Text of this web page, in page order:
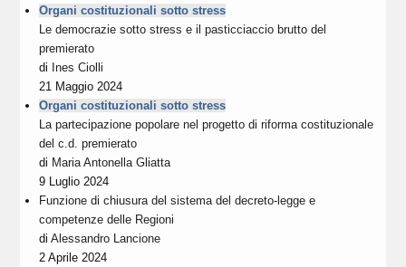
Organi costituzionali sotto stress
Le democrazie sotto stress e il pasticciaccio brutto del
premierato
di Ines Ciolli
21 Maggio 2024
Organi costituzionali sotto stress
La partecipazione popolare nel progetto di riforma costituzionale
del c.d. premierato
di Maria Antonella Gliatta
9 Luglio 2024
Funzione di chiusura del sistema del decreto-legge e
competenze delle Regioni
diAlessandro Lancione
2 Aprile 2024